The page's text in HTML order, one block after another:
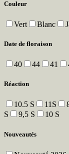
Couleur
Vert Blanc
Date de floraison
40 44 41
Réaction
10.5 S 11S
S
9,5 S 10 S
Nouveautés